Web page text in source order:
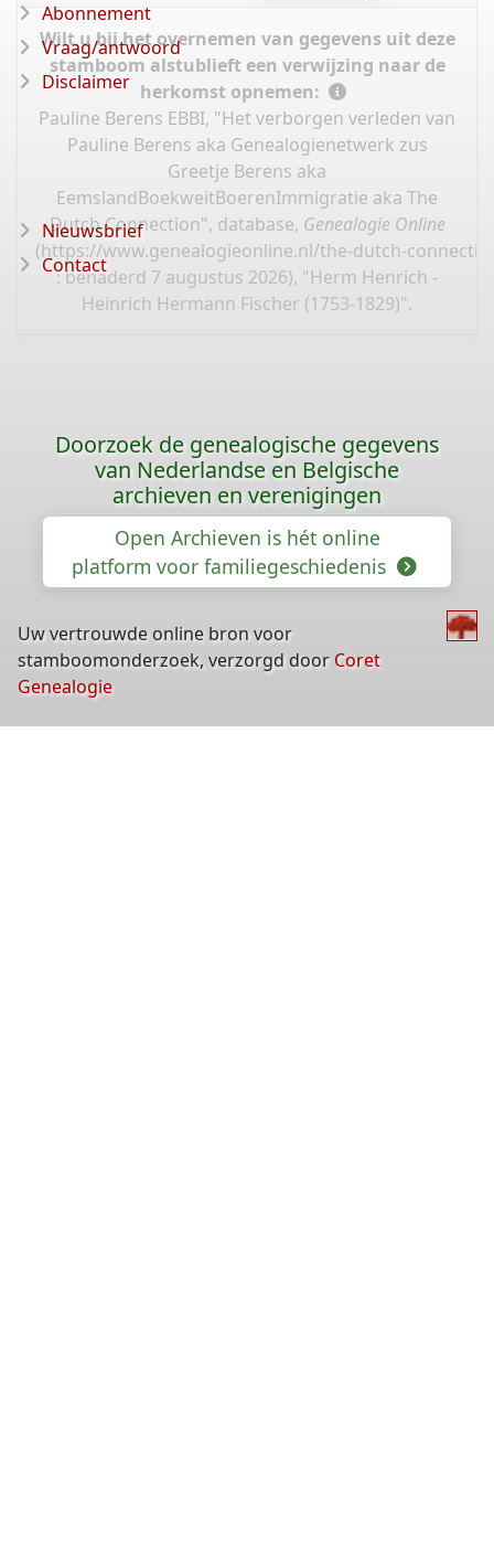
Wilt u bij het overnemen van gegevens uit deze
stamboom alstublieft een verwijzing naar de
herkomst opnemen:
Pauline Berens EBBI, "Het verborgen verleden van
Pauline Berens aka Genealogienetwerk zus
Greetje Berens aka
EemslandBoekweitBoerenImmigratie aka The
Dutch Connection", database, Genealogie Online
(https://www.genealogieonline.nl/the-dutch-
: benaderd 7 augustus 2026), "Herm Henrich -
Heinrich Hermann Fischer (1753-1829)".
Abonnement
Vraag/antwoord
Disclaimer
Nieuwsbrief
Contact
Doorzoek de genealogische gegevens
van Nederlandse en Belgische
archieven en verenigingen
Open Archieven is hét online
platform voor familiegeschiedenis
Uw vertrouwde online bron voor
stamboomonderzoek, verzorgd door Coret
Genealogie